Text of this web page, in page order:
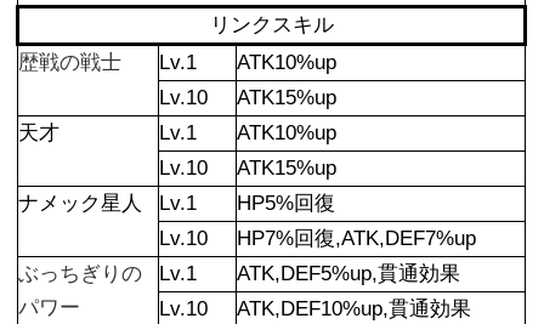
リンクスキル
歴戦の戦士
Lv.1
ATK10%up
Lv.10
ATK15%up
天才
Lv.1
ATK10%up
Lv.10
ATK15%up
ナメック星人
Lv.1
HP5%回復
Lv.10
HP7%回復,ATK,DEF7%up
ぶっちぎりの
パワー
Lv.1
ATK,DEF5%up,貫通効果
Lv.10
ATK,DEF10%up,貫通効果